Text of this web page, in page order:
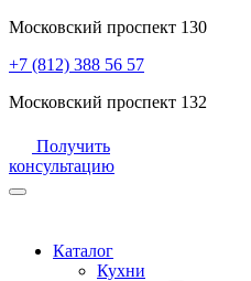
Московский проспект 130
+7 (812) 388 56 57
Московский проспект 132
Получить
консультацию
Каталог
Кухни